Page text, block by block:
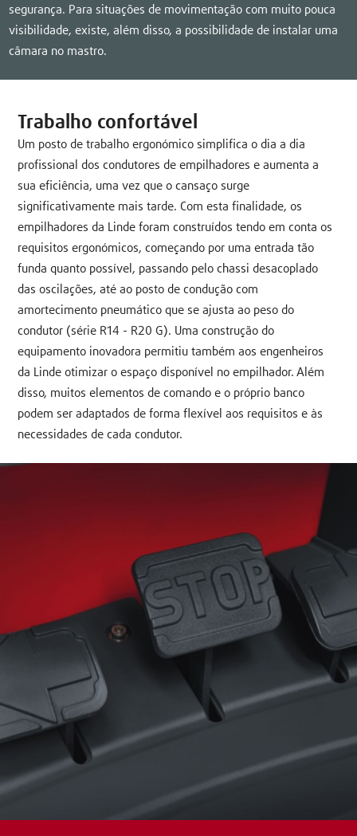
segurança. Para situações de movimentação com muito pouca
visibilidade, existe, além disso, a possibilidade de instalar uma
câmara no mastro.
Trabalho confortável
Um posto de trabalho ergonómico simplifica o dia a dia
profissional dos condutores de empilhadores e aumenta a
sua eficiência, uma vez que o cansaço surge
significativamente mais tarde. Com esta finalidade, os
empilhadores da Linde foram construídos tendo em conta os
requisitos ergonómicos, começando por uma entrada tão
funda quanto possível, passando pelo chassi desacoplado
das oscilações, até ao posto de condução com
amortecimento pneumático que se ajusta ao peso do
condutor (série R14 - R20 G). Uma construção do
equipamento inovadora permitiu também aos engenheiros
da Linde otimizar o espaço disponível no empilhador. Além
disso, muitos elementos de comando e o próprio banco
podem ser adaptados de forma flexível aos requisitos e às
necessidades de cada condutor.